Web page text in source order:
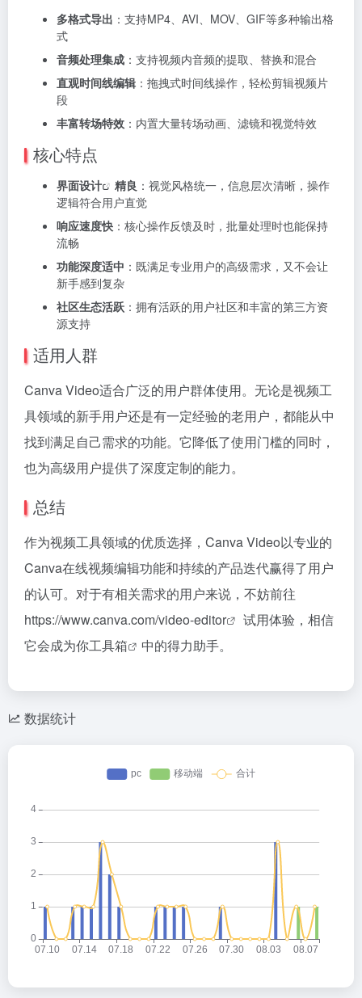
多格式导出 ：支持MP4、AVI、MOV、GIF等多种输出格
式
音频处理集成 ：支持视频内音频的提取、替换和混合
直观时间线编辑 ：拖拽式时间线操作，轻松剪辑视频片
段
丰富转场特效 ：内置大量转场动画、滤镜和视觉特效
核心特点
界面设计 精良 ：视觉风格统一，信息层次清晰，操作
逻辑符合用户直觉
响应速度快 ：核心操作反馈及时，批量处理时也能保持
流畅
功能深度适中 ：既满足专业用户的高级需求，又不会让
新手感到复杂
社区生态活跃 ：拥有活跃的用户社区和丰富的第三方资
源支持
适用人群
Canva Video适合广泛的用户群体使用。无论是视频工
具领域的新手用户还是有一定经验的老用户，都能从中
找到满足自己需求的功能。它降低了使用门槛的同时，
也为高级用户提供了深度定制的能力。
总结
作为视频工具领域的优质选择，Canva Video以专业的
Canva在线视频编辑功能和持续的产品迭代赢得了用户
的认可。对于有相关需求的用户来说，不妨前往
https://www.canva.com/video-editor
试用体验，相信
它会成为你工具箱 中的得力助手。
数据统计